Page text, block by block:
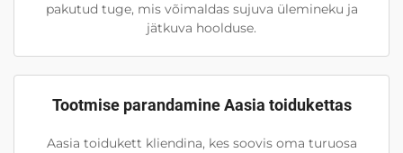
pakutud tuge, mis võimaldas sujuva ülemineku ja
jätkuva hoolduse.
Tootmise parandamine Aasia toidukettas
Aasia toidukett kliendina, kes soovis oma turuosa